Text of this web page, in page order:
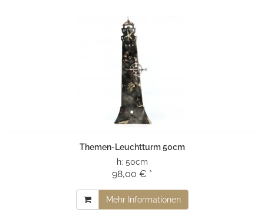
Themen-Leuchtturm 50cm
h: 50cm
98,00 € *
Mehr Informationen